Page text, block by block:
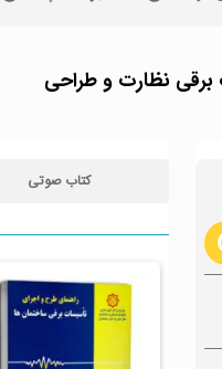
نظارت و طراحی
کتاب صوتی